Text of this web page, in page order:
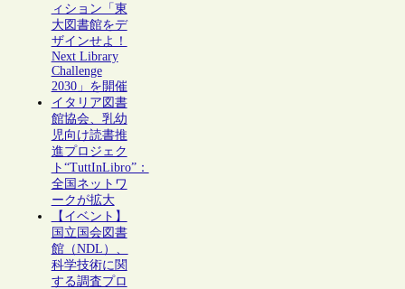
ィション「東
大図書館をデ
ザインせよ！
Next Library
Challenge
2030」を開催
イタリア図書
館協会、乳幼
児向け読書推
進プロジェク
ト“TuttInLibro”：
全国ネットワ
ークが拡大
【イベント】
国立国会図書
館（NDL）、
科学技術に関
する調査プロ